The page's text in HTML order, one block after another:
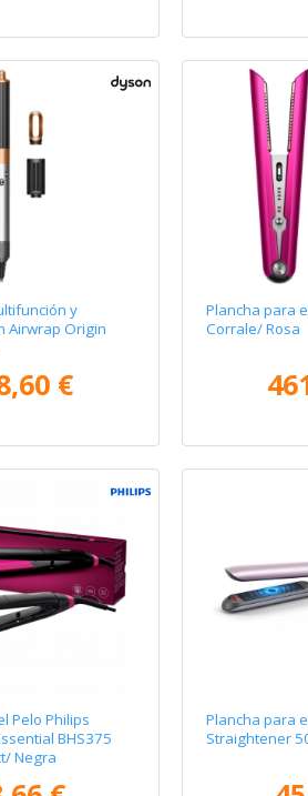
y
Airwrap Origin
€
Plancha para
Corrale/ Rosa
Pelo Philips
BHS375
Negra
Plancha para
Straightener